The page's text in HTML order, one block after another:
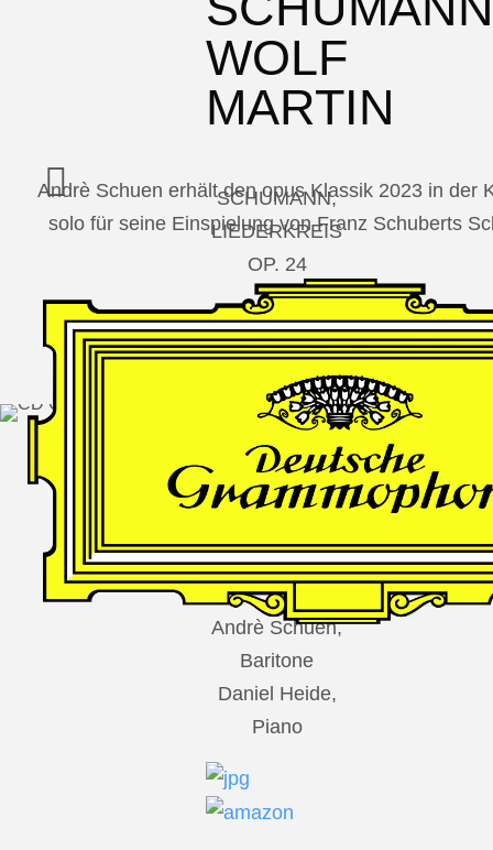
WOLF
MARTIN
SCHUMANN,
LIEDERKREIS
OP. 24
SECHS
MONOLOGE
AUS
JEDERMANN
GESÄNGE
DES
Andrè Schuen,
Baritone
Daniel Heide,
Piano
Andrè Schuen erhält den opus Klassik 2023 in der
solo für seine Einspielung von Franz Schuberts